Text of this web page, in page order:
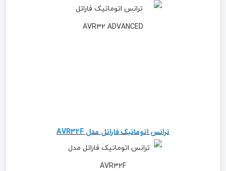
ترانس اتوماتیک فاراتل مدل AVR32F